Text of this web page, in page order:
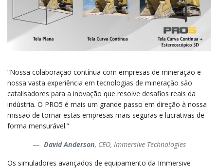
“Nossa colaboração contínua com empresas de mineração e
nossa vasta experiência em tecnologias de mineração são
catalisadores para a inovação que resolve desafios reais da
indústria. O PRO5 é mais um grande passo em direção à nossa
missão de tornar estas empresas mais seguras e lucrativas de
forma mensurável.”
David Anderson, CEO, Immersive Technologies
Os simuladores avançados de equipamento da Immersive